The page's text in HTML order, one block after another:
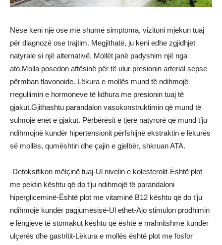
Nëse keni një ose më shumë simptoma, vizitoni mjekun tuaj
për diagnozë ose trajtim. Megjithatë, ju keni edhe zgjidhjet
natyrale si një alternativë. Mollët janë padyshim një nga
ato.Molla posedon aftësinë për të ulur presionin arterial sepse
përmban flavonoide. Lëkura e mollës mund të ndihmojë
rregullimin e hormoneve të lidhura me presionin tuaj të
gjakut.Gjithashtu parandalon vasokonstruktimin që mund të
sulmojë enët e gjakut. Përbërësit e tjerë natyrorë që mund t’ju
ndihmojnë kundër hipertensionit përfshijnë ekstraktin e lëkurës
së mollës, qumështin dhe çajin e gjelbër, shkruan ATA.
-Detoksifikon mëlçinë tuaj-Ul nivelin e kolesterolit-Është plot
me pektin kështu që do t’ju ndihmojë të parandaloni
hipergliceminë-Është plot me vitaminë B12 kështu që do t’ju
ndihmojë kundër pagjumësisë-Ul ethet-Ajo stimulon prodhimin
e lëngjeve të stomakut kështu që është e mahnitshme kundër
ulçerës dhe gastritit-Lëkura e mollës është plot me fosfor